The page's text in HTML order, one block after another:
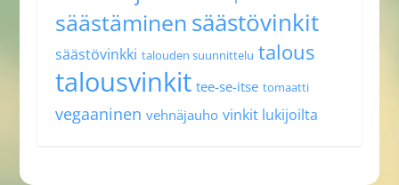
säästäminen säästövinkit
säästövinkki talouden suunnittelu talous
talousvinkit tee-se-itse tomaatti
vegaaninen vehnäjauho vinkit lukijoilta